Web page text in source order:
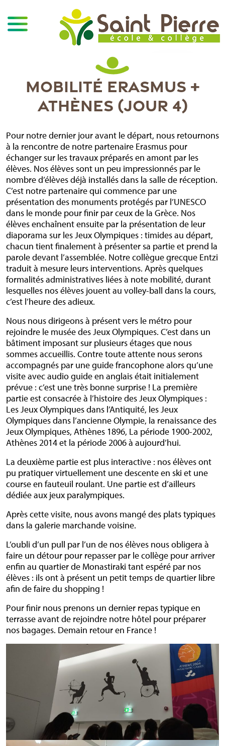
MOBILITÉ ERASMUS +
ATHÈNES (JOUR 4)
Pour notre dernier jour avant le départ, nous retournons
à la rencontre de notre partenaire Erasmus pour
échanger sur les travaux préparés en amont par les
élèves. Nos élèves sont un peu impressionnés par le
nombre d’élèves déjà installés dans la salle de réception.
C’est notre partenaire qui commence par une
présentation des monuments protégés par l’UNESCO
dans le monde pour finir par ceux de la Grèce. Nos
élèves enchaînent ensuite par la présentation de leur
diaporama sur les Jeux Olympiques : timides au départ,
chacun tient finalement à présenter sa partie et prend la
parole devant l’assemblée. Notre collègue grecque Entzi
traduit à mesure leurs interventions. Après quelques
formalités administratives liées à note mobilité, durant
lesquelles nos élèves jouent au volley-ball dans la cours,
c’est l’heure des adieux.
Nous nous dirigeons à présent vers le métro pour
rejoindre le musée des Jeux Olympiques. C’est dans un
bâtiment imposant sur plusieurs étages que nous
sommes accueillis. Contre toute attente nous serons
accompagnés par une guide francophone alors qu’une
visite avec audio guide en anglais était initialement
prévue : c’est une très bonne surprise ! La première
partie est consacrée à l’histoire des Jeux Olympiques :
Les Jeux Olympiques dans l’Antiquité, les Jeux
Olympiques dans l’ancienne Olympie, la renaissance des
Jeux Olympiques, Athènes 1896, La période 1900-2002,
Athènes 2014 et la période 2006 à aujourd’hui.
La deuxième partie est plus interactive : nos élèves ont
pu pratiquer virtuellement une descente en ski et une
course en fauteuil roulant. Une partie est d’ailleurs
dédiée aux jeux paralympiques.
Après cette visite, nous avons mangé des plats typiques
dans la galerie marchande voisine.
L’oubli d’un pull par l’un de nos élèves nous obligera à
faire un détour pour repasser par le collège pour arriver
enfin au quartier de Monastiraki tant espéré par nos
élèves : ils ont à présent un petit temps de quartier libre
afin de faire du shopping !
Pour finir nous prenons un dernier repas typique en
terrasse avant de rejoindre notre hôtel pour préparer
nos bagages. Demain retour en France !